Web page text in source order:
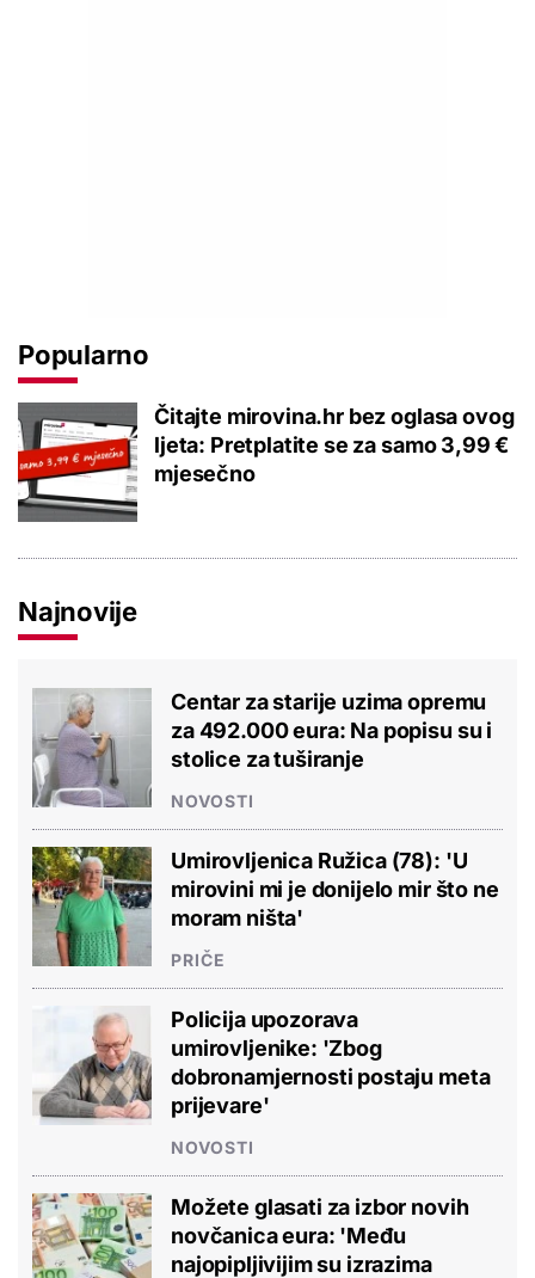
Popularno
Čitajte mirovina.hr bez oglasa ovog
ljeta: Pretplatite se za samo 3,99 €
mjesečno
Najnovije
Centar za starije uzima opremu
za 492.000 eura: Na popisu su i
stolice za tuširanje
NOVOSTI
Umirovljenica Ružica (78): 'U
mirovini mi je donijelo mir što ne
moram ništa'
PRIČE
Policija upozorava
umirovljenike: 'Zbog
dobronamjernosti postaju meta
prijevare'
NOVOSTI
Možete glasati za izbor novih
novčanica eura: 'Među
najopipljivijim su izrazima